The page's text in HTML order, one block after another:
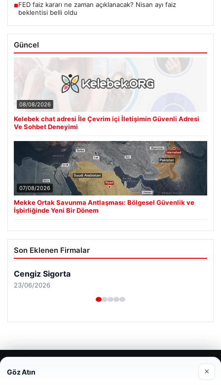
■FED faiz kararı ne zaman açıklanacak? Nisan ayı faiz
beklentisi belli oldu
Güncel
08/08/2026
Kelebek chat adresi İle Çevrim içi İletişimin Güvenli Adresi
Ve Sohbet Deneyimi
07/08/2026
Mekke Ortak Savunma Antlaşması: Bölgesel Güvenlik ve
İşbirliğinde Yeni Bir Dönem
Son Eklenen Firmalar
Cengiz Sigorta
23/06/2026
Web sitemizi nasıl kullandığınızı daha iyi anlayabilmek,
deneyiminizi kişiselleştirmek ve geliştirmek amacıyla çerezler
Göz Atın
×
lemagrup.com.tr